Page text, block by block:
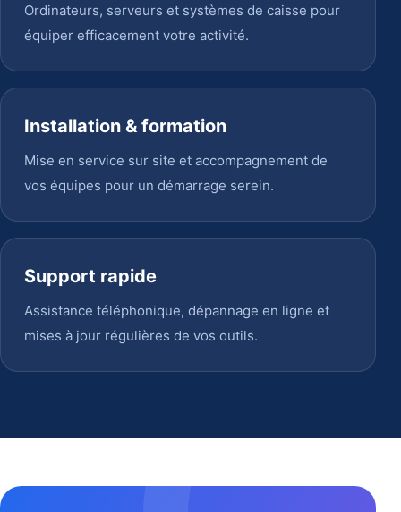
Ordinateurs, serveurs et systèmes de caisse pour
équiper efficacement votre activité.
Installation & formation
Mise en service sur site et accompagnement de
vos équipes pour un démarrage serein.
Support rapide
Assistance téléphonique, dépannage en ligne et
mises à jour régulières de vos outils.